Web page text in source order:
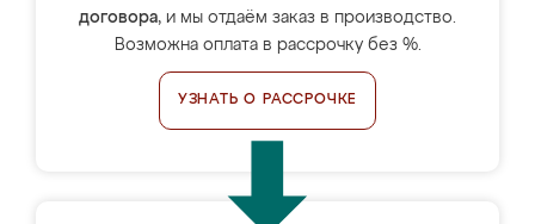
договора, и мы отдаём заказ в производство.
Возможна оплата в рассрочку без %.
УЗНАТЬ О РАССРОЧКЕ